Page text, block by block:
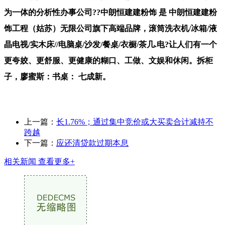
为一体的分析性办事公司??中朗恒建建粉饰 是 中朗恒建建粉
饰工程（姑苏）无限公司旗下高端品牌，滚筒洗衣机/冰箱/液
晶电视/实木床//电脑桌/沙发/餐桌/衣橱/茶几.电?让人们有一个
更夸姣、更舒服、更健康的糊口、工做、文娱和休闲。拆柜
子，廖蜜斯：书桌： 七成新。
上一篇： 长1.76%；通过集中竞价或大买卖合计减持不
跨越
下一篇： 应还清贷款过期本息
相关新闻 查看更多+